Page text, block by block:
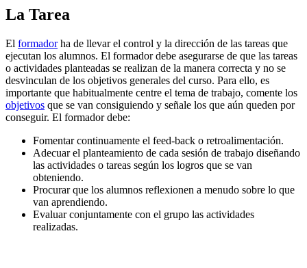
La Tarea
El formadorha de llevar el control y la dirección de las tareas que
ejecutan los alumnos. El formador debe asegurarse de que las tareas
o actividades planteadas se realizan de la manera correcta y no se
desvinculan de los objetivos generales del curso. Para ello, es
importante que habitualmente centre el tema de trabajo, comente los
objetivos que se van consiguiendo y señale los que aún queden por
conseguir. El formador debe:
Fomentar continuamente el feed-back o retroalimentación.
Adecuar el planteamiento de cada sesión de trabajo diseñando
las actividades o tareas según los logros que se van
obteniendo.
Procurar que los alumnos reflexionen a menudo sobre lo que
van aprendiendo.
Evaluar conjuntamente con el grupo las actividades
realizadas.